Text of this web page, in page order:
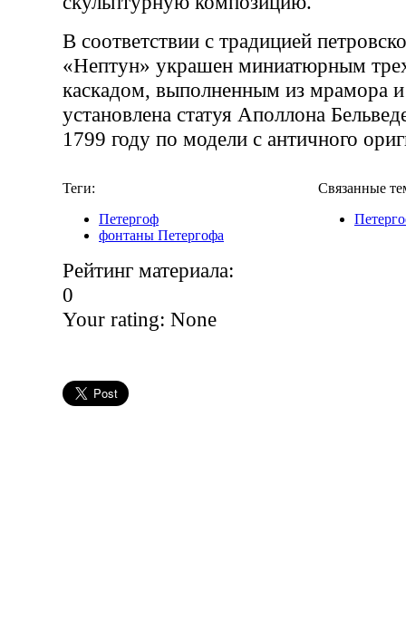
В соответствии с традицией
«Нептун» украшен миниатюрным
каскадом, выполненным из мрамора и
установлена статуя Аполлона
1799 году по модели с античного
Теги:
Петергоф
фонтаны Петергофа
Связанные
Рейтинг материала:
0
Your rating: None